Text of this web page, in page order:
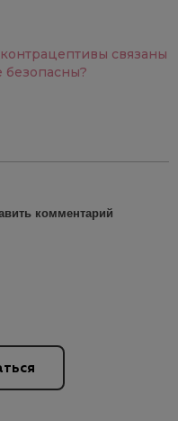
связаны
безопасны?
комментарий